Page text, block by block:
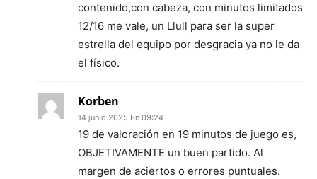
contenido,con cabeza, con minutos limitados
12/16 me vale, un Llull para ser la super
estrella del equipo por desgracia ya no le da
el físico.
Korben
14 junio 2025 En 09:24
19 de valoración en 19 minutos de juego es,
OBJETIVAMENTE un buen partido. Al
margen de aciertos o errores puntuales.